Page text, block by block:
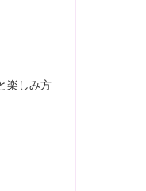
楽しみ方